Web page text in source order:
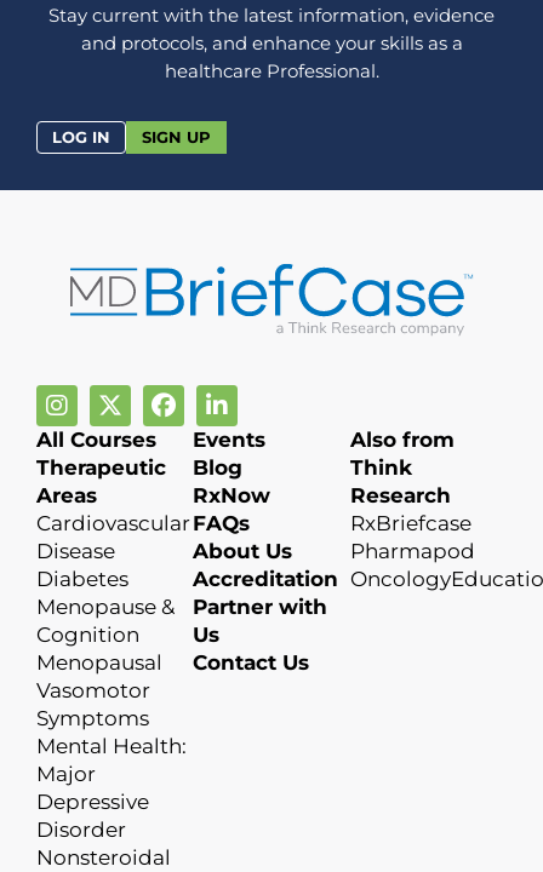
Stay current with the latest information, evidence
and protocols, and enhance your skills as a
healthcare Professional.
LOG IN SIGN UP
All Courses
Therapeutic
Areas
Cardiovascular
Disease
Diabetes
Menopause &
Cognition
Menopausal
Vasomotor
Symptoms
Mental Health:
Major
Depressive
Disorder
Nonsteroidal
Events
Blog
RxNow
FAQs
About Us
Accreditation
Partner with
Us
Contact Us
Also from
Think
Research
RxBriefcase
Pharmapod